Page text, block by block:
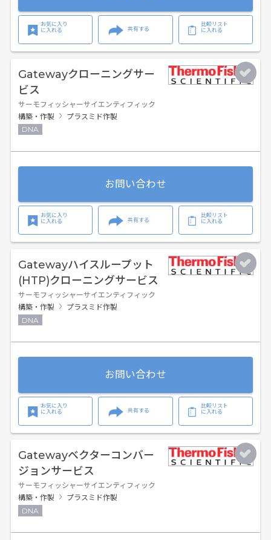
お気に入り
に入れる
共有する
比較リスト
に入れる
Gatewayクローニングサー
ビス
サーモフィッシャーサイエンティフィック
構築・作製
プラスミド作製
DNA
お問い合わせ
お気に入り
に入れる
共有する
比較リスト
に入れる
Gatewayハイスループット
(HTP)クローニングサービス
サーモフィッシャーサイエンティフィック
構築・作製
プラスミド作製
DNA
お問い合わせ
お気に入り
に入れる
共有する
比較リスト
に入れる
Gatewayベクターコンバー
ジョンサービス
サーモフィッシャーサイエンティフィック
構築・作製
プラスミド作製
DNA